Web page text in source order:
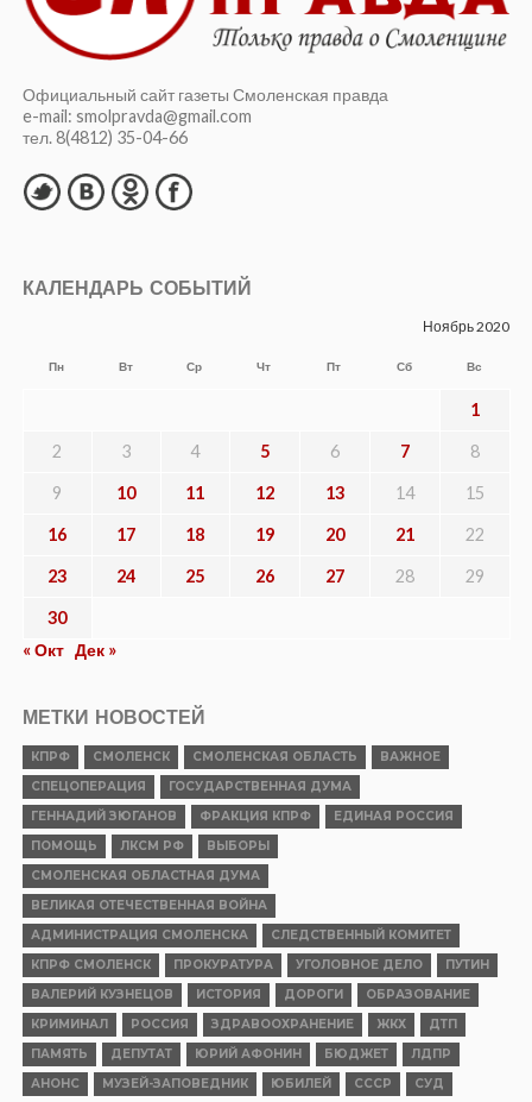
Официальный сайт газеты Смоленская правда
e-mail: smolpravda@gmail.com
тел. 8(4812) 35-04-66
КАЛЕНДАРЬ СОБЫТИЙ
Ноябрь 2020
Пн Вт Ср Чт Пт Сб Вс
1
2 3 4 5 6 7 8
9 10 11 12 13 14 15
16 17 18 19 20 21 22
23 24 25 26 27 28 29
30
« Окт Дек »
МЕТКИ НОВОСТЕЙ
КПРФ СМОЛЕНСК СМОЛЕНСКАЯ ОБЛАСТЬ
ВАЖНОЕ
СПЕЦОПЕРАЦИЯ
ГОСУДАРСТВЕННАЯ ДУМА
ГЕННАДИЙ ЗЮГАНОВ
ФРАКЦИЯ КПРФ
ЕДИНАЯ РОССИЯ
ПОМОЩЬ
ЛКСМ РФ
ВЫБОРЫ
СМОЛЕНСКАЯ ОБЛАСТНАЯ ДУМА
ВЕЛИКАЯ ОТЕЧЕСТВЕННАЯ ВОЙНА
АДМИНИСТРАЦИЯ СМОЛЕНСКА
СЛЕДСТВЕННЫЙ КОМИТЕТ
КПРФ СМОЛЕНСК
ПРОКУРАТУРА УГОЛОВНОЕ ДЕЛО
ПУТИН
ВАЛЕРИЙ КУЗНЕЦОВ
ИСТОРИЯ ДОРОГИ
ОБРАЗОВАНИЕ
КРИМИНАЛ
РОССИЯ ЗДРАВООХРАНЕНИЕ ЖКХ
ДТП
ПАМЯТЬ
ДЕПУТАТ ЮРИЙ АФОНИН БЮДЖЕТ
ЛДПР
АНОНС
МУЗЕЙ-ЗАПОВЕДНИК ЮБИЛЕЙ СССР СУД